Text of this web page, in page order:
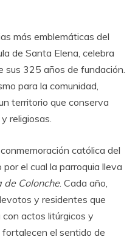
más emblemáticas del
de Santa Elena, celebra
325 años de fundación.
para la comunidad,
territorio que conserva
religiosas.
católica del
el cual la parroquia lleva
Colonche. Cada año,
y residentes que
actos litúrgicos y
el sentido de